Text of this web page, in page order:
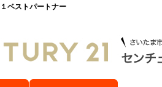
ベストパートナー